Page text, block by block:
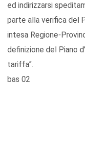
ed indirizzarsi
parte alla verifica del
intesa Regione-
definizione del Piano
tariffa”.
bas 02